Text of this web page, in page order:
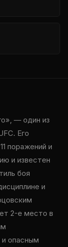
— один из
Его
поражений и
и известен
боя
и
2-е место в
опасным